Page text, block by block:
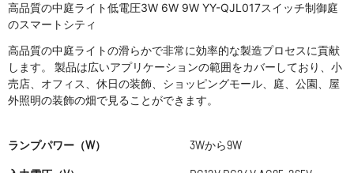
高品質の中庭ライト低電圧3W 6W 9W YY-QJL017スイッチ制御庭
のスマートシティ
高品質の中庭ライトの滑らかで非常に効率的な製造プロセスに貢献
します。 製品は広いアプリケーションの範囲をカバーしており、小
売店、オフィス、休日の装飾、ショッピングモール、庭、公園、屋
外照明の装飾の畑で見ることができます。
ランプパワー（W） 3Wから9W